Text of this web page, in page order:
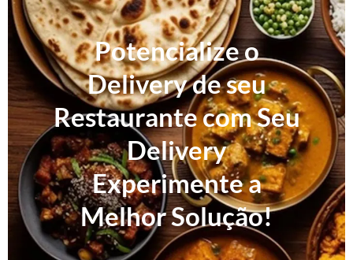
Potencialize o
Delivery de seu
Restaurante com Seu
Delivery
Experimente a
Melhor Solução!